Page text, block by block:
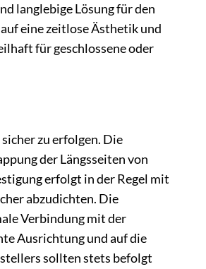
langlebige Lösung für den
eine zeitlose Ästhetik und
für geschlossene oder
zu erfolgen. Die
der Längsseiten von
erfolgt in der Regel mit
abzudichten. Die
Verbindung mit der
Ausrichtung und auf die
sollten stets befolgt